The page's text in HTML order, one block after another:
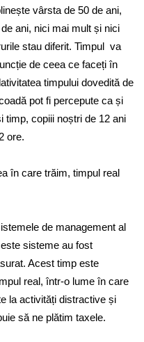
vârsta de 50 de ani,
ani, nici mai mult și nici
stau diferit. Timpul va
de ceea ce faceți în
timpului dovedită de
pot fi percepute ca și
timp, copiii noștri de 12 ani
ore.
în care trăim, timpul real
de management al
sisteme au fost
Acest timp este
real, într-o lume în care
la activități distractive și
să ne plătim taxele.